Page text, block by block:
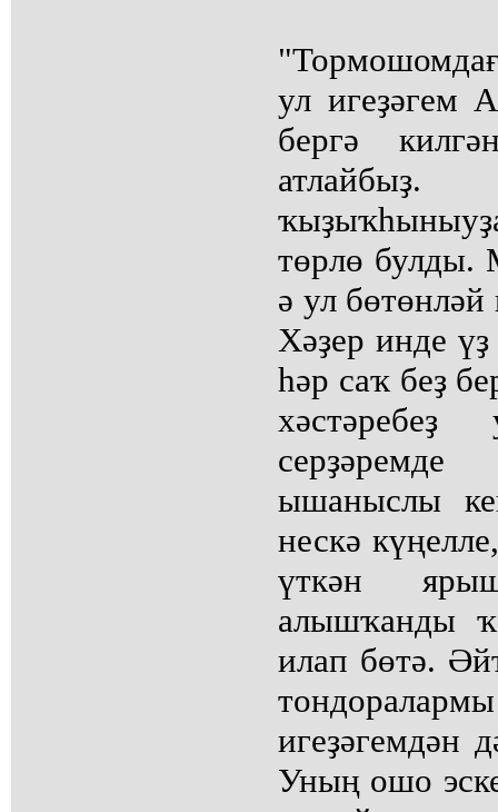
ул игеҙәгем
бергә
төрлө
ә ул
Хәҙер инде үҙ
һәр саҡ беҙ
ышаныслы
нескә
үткән
алышҡанды
илап бөтә.
игеҙәгемдән
Уның ошо